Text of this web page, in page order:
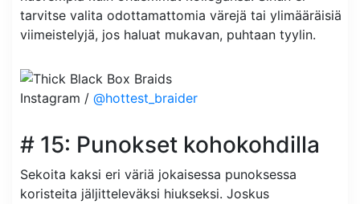
tarvitse valita odottamattomia värejä tai ylimääräisiä
viimeistelyjä, jos haluat mukavan, puhtaan tyylin.
Instagram / @hottest_braider
# 15: Punokset kohokohdilla
Sekoita kaksi eri väriä jokaisessa punoksessa
koristeita jäljitteleväksi hiukseksi. Joskus